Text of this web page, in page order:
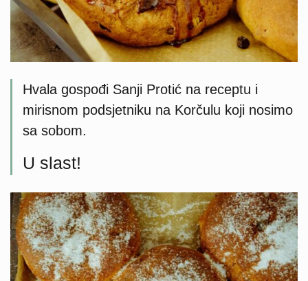
Hvala gospođi Sanji Protić na receptu i
mirisnom podsjetniku na Korčulu koji nosimo
sa sobom.
U slast!